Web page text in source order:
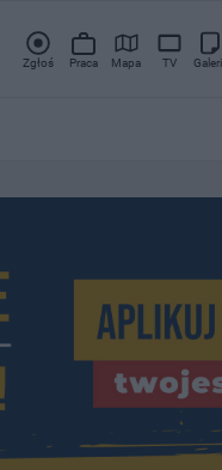
Zgłoś Praca Mapa TV